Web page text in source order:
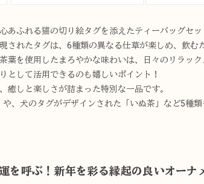
あふれる猫の切り絵タグを添えたティーバッグセッ
されたタグは、6種類の異なる仕草が楽しめ、飲む
葉を使用したまろやかな味わいは、日々のリラック
として活用できるのも嬉しいポイント！
癒しと楽しさが詰まった特別な一品です。
、犬のタグがデザインされた「いぬ茶」など5種類
を呼ぶ！新年を彩る縁起の良いオーナ